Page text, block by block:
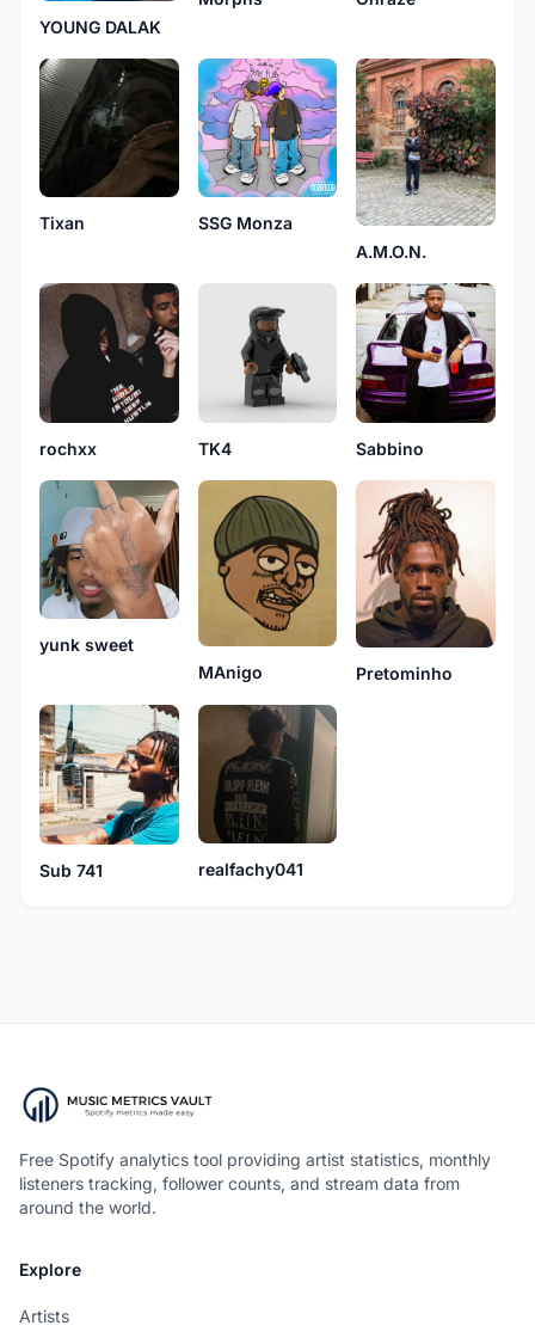
YOUNG DALAK
Tixan
SSG Monza
A.M.O.N.
rochxx TK4 Sabbino
yunk sweet
MAnigo
Pretominho
Sub 741 realfachy041
Free Spotify analytics tool providing artist statistics, monthly
listeners tracking, follower counts, and stream data from
around the world.
Explore
Artists